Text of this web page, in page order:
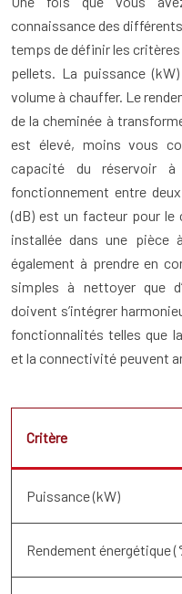
connaissance des
temps de définir les
pellets. La puissance
volume à chauffer. Le
de la cheminée à
est élevé, moins vous
capacité du réservoir
fonctionnement entre
(dB) est un facteur pour
installée dans une pièce
également à prendre en
simples à nettoyer que
doivent s’intégrer
fonctionnalités telles que
et la connectivité peuvent
Critère
Puissance (kW)
Rendement énergétique